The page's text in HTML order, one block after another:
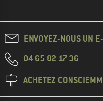
ENVOYEZ-NOUS UN
04 65 82 17 36
ACHETEZ